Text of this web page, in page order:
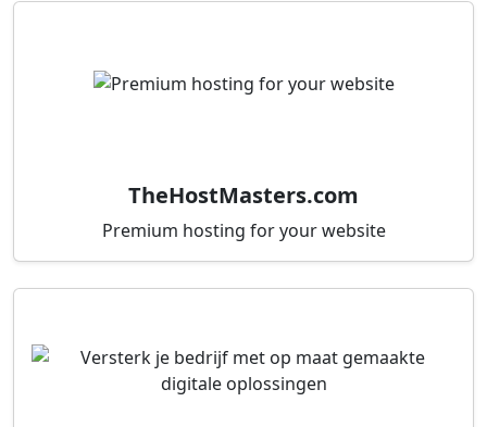
TheHostMasters.com
Premium hosting for your website